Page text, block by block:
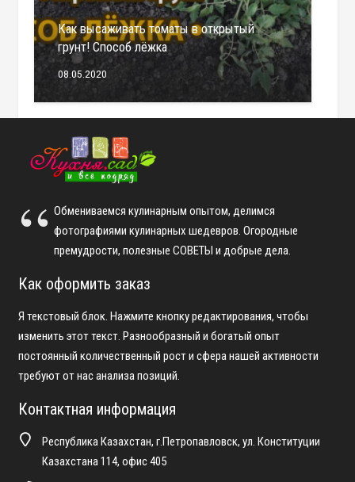
Как высаживать томаты в открытый
грунт! Способ лёжка
08.05.2020
Обмениваемся кулинарным опытом, делимся
фотографиями кулинарных шедевров. Огородные
премудрости, полезные СОВЕТЫ и добрые дела.
Как оформить заказ
Я текстовый блок. Нажмите кнопку редактирования, чтобы
изменить этот текст. Разнообразный и богатый опыт
постоянный количественный рост и сфера нашей активности
требуют от нас анализа позиций.
Контактная информация
Республика Казахстан, г.Петропавловск, ул. Конституции
Казахстана 114, офис 405